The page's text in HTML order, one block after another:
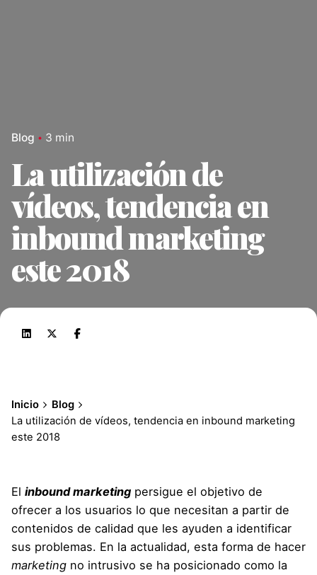
Blog 3 min
La utilización de
vídeos, tendencia en
inbound marketing
este 2018
Inicio
Blog
La utilización de vídeos, tendencia en inbound marketing
este 2018
El inbound marketing persigue el objetivo de
ofrecer a los usuarios lo que necesitan a partir de
contenidos de calidad que les ayuden a identificar
sus problemas. En la actualidad, esta forma de hacer
marketing no intrusivo se ha posicionado como la